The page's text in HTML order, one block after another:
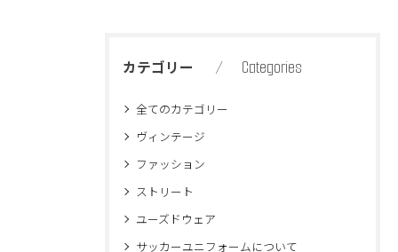
カテゴリー Categories
全てのカテゴリー
ヴィンテージ
ファッション
ストリート
ユーズドウェア
サッカーユニフォームについて